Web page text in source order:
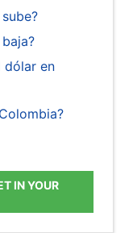
dólar en
IN YOUR